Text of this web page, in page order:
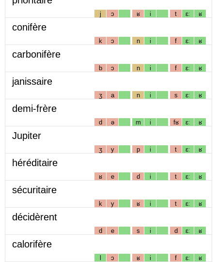
j ɔ ʁ i t ɛː ʁ
conifère
k ɔ n i f ɛː ʁ
carbonifère
b ɔ n i f ɛː ʁ
janissaire
ʒ a n i s ɛː ʁ
demi-frère
d ə m i fʁ ɛː ʁ
Jupiter
ʒ y p i t ɛː ʁ
héréditaire
ʁ e d i t ɛː ʁ
sécuritaire
k y ʁ i t ɛː ʁ
décidèrent
d e s i d ɛː ʁ
calorifère
l ɔ ʁ i f ɛː ʁ